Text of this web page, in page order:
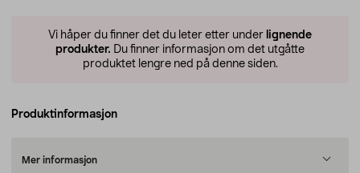
Vi håper du finner det du leter etter under lignende
produkter. Du finner informasjon om det utgåtte
produktet lengre ned på denne siden.
Produktinformasjon
Mer informasjon